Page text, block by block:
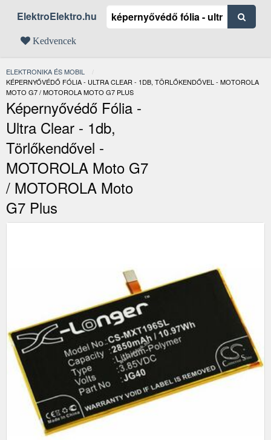
ElektroElektro.hu
Kedvencek
ELEKTRONIKA ÉS MOBIL
JELENLEGI:
KÉPERNYŐVÉDŐ FÓLIA - ULTRA CLEAR - 1DB, TÖRLŐKENDŐVEL - MOTOROLA
MOTO G7 / MOTOROLA MOTO G7 PLUS
Képernyővédő Fólia -
Ultra Clear - 1db,
Törlőkendővel -
MOTOROLA Moto G7
/ MOTOROLA Moto
G7 Plus